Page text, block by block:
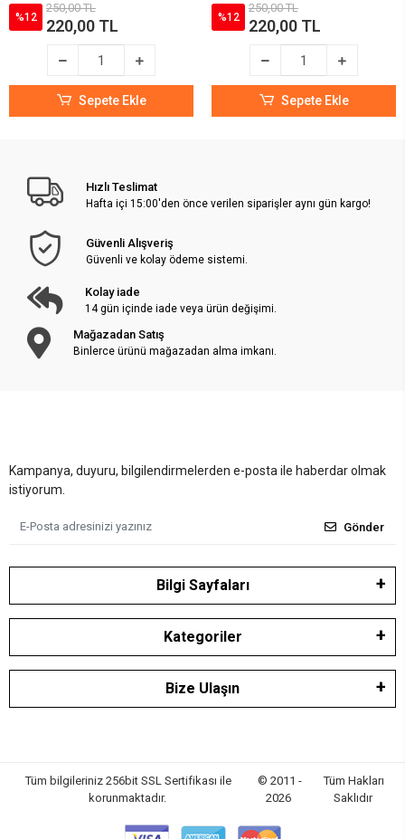
%12
250,00 TL
220,00 TL
Sepete Ekle
%12
250,00 TL
220,00 TL
Sepete Ekle
Hızlı Teslimat
Hafta içi 15:00'den önce verilen siparişler aynı gün kargo!
Güvenli Alışveriş
Güvenli ve kolay ödeme sistemi.
Kolay iade
14 gün içinde iade veya ürün değişimi.
Mağazadan Satış
Binlerce ürünü mağazadan alma imkanı.
Kampanya, duyuru, bilgilendirmelerden e-posta ile haberdar olmak
istiyorum.
Gönder
Bilgi Sayfaları
Kategoriler
Bize Ulaşın
Tüm bilgileriniz 256bit SSL Sertifikası ile
korunmaktadır.
© 2011 -
2026
Tüm Hakları
Saklıdır